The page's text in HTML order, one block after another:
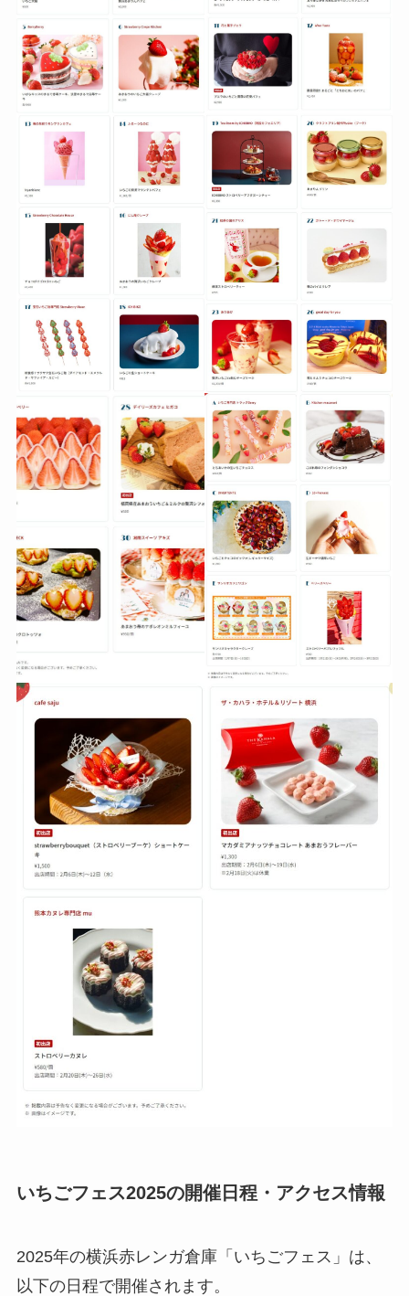
いちごフェス2025の開催日程・アクセス情報
2025年の横浜赤レンガ倉庫「いちごフェス」は、
以下の日程で開催されます。